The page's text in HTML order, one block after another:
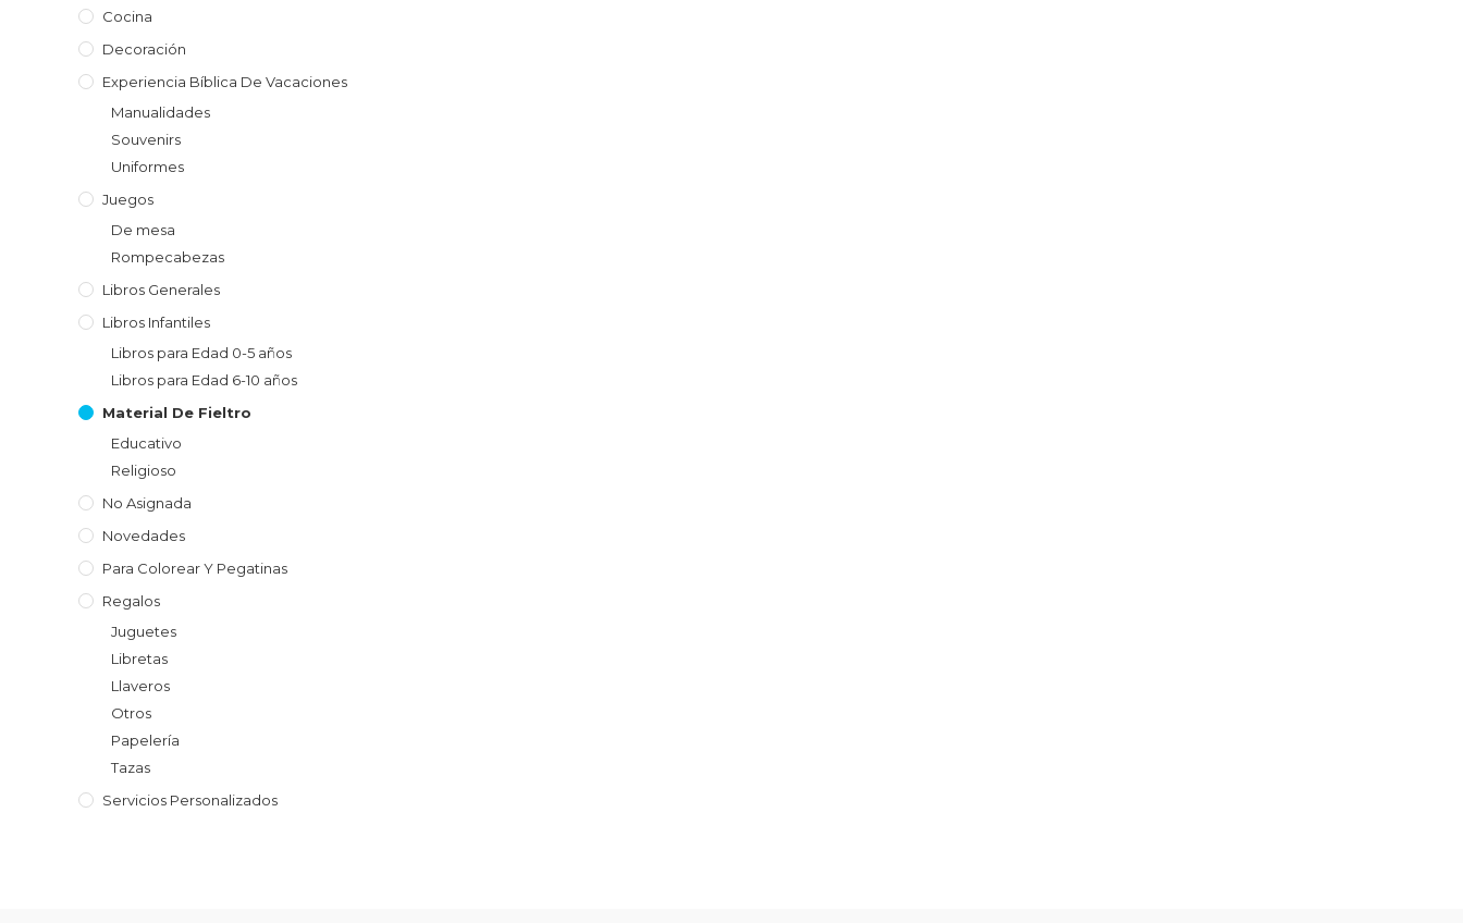
Cocina
Decoración
Experiencia Bíblica De Vacaciones
Manualidades
Souvenirs
Uniformes
Juegos
De mesa
Rompecabezas
Libros Generales
Libros Infantiles
Libros para Edad 0-5 años
Libros para Edad 6-10 años
Material De Fieltro
Educativo
Religioso
No Asignada
Novedades
Para Colorear Y Pegatinas
Regalos
Juguetes
Libretas
Llaveros
Otros
Papelería
Tazas
Servicios Personalizados